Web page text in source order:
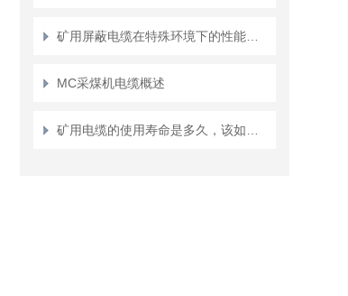
MC采煤机电缆概述